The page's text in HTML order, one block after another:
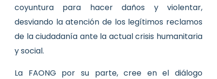
coyuntura para hacer daños y violentar,
desviando la atención de los legítimos reclamos
de la ciudadanía ante la actual crisis humanitaria
y social.
La FAONG por su parte, cree en el diálogo